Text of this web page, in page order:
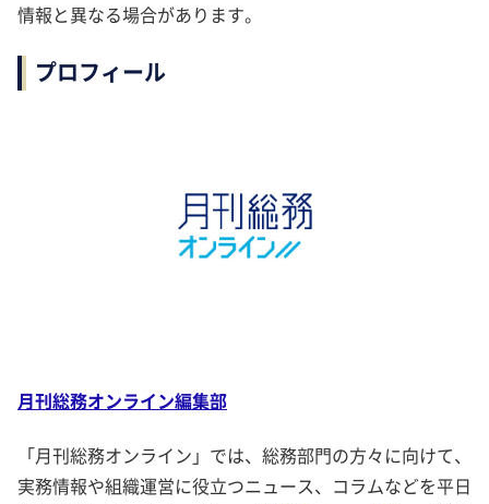
情報と異なる場合があります。
プロフィール
月刊総務オンライン編集部
「月刊総務オンライン」では、総務部門の方々に向けて、
実務情報や組織運営に役立つニュース、コラムなどを平日